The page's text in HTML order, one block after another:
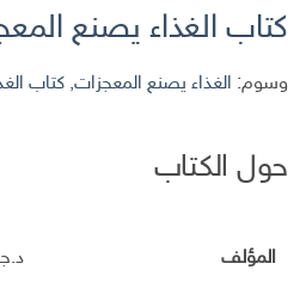
كتاب الغذاء يصنع
وسوم: الغذاء يصنع المعجزات, كتاب
حول الكتاب
المؤلف